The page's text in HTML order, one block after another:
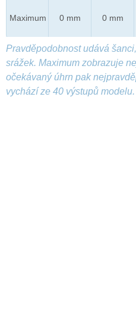
Maximum 0 mm 0 mm
Pravděpodobnost udává
srážek. Maximum zobrazuje
očekávaný úhrn pak
vychází ze 40 výstupů modelu.